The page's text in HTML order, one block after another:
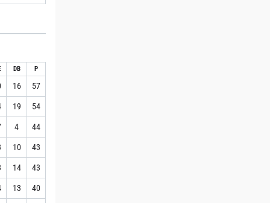
DB P
16 57
19 54
4 44
10 43
14 43
13 40